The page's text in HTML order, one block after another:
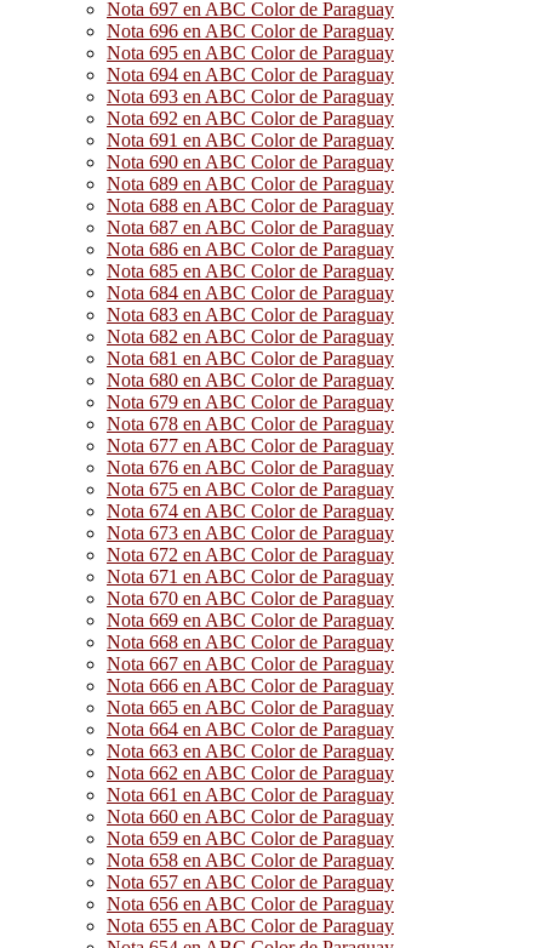
Nota 697 en ABC Color de Paraguay
Nota 696 en ABC Color de Paraguay
Nota 695 en ABC Color de Paraguay
Nota 694 en ABC Color de Paraguay
Nota 693 en ABC Color de Paraguay
Nota 692 en ABC Color de Paraguay
Nota 691 en ABC Color de Paraguay
Nota 690 en ABC Color de Paraguay
Nota 689 en ABC Color de Paraguay
Nota 688 en ABC Color de Paraguay
Nota 687 en ABC Color de Paraguay
Nota 686 en ABC Color de Paraguay
Nota 685 en ABC Color de Paraguay
Nota 684 en ABC Color de Paraguay
Nota 683 en ABC Color de Paraguay
Nota 682 en ABC Color de Paraguay
Nota 681 en ABC Color de Paraguay
Nota 680 en ABC Color de Paraguay
Nota 679 en ABC Color de Paraguay
Nota 678 en ABC Color de Paraguay
Nota 677 en ABC Color de Paraguay
Nota 676 en ABC Color de Paraguay
Nota 675 en ABC Color de Paraguay
Nota 674 en ABC Color de Paraguay
Nota 673 en ABC Color de Paraguay
Nota 672 en ABC Color de Paraguay
Nota 671 en ABC Color de Paraguay
Nota 670 en ABC Color de Paraguay
Nota 669 en ABC Color de Paraguay
Nota 668 en ABC Color de Paraguay
Nota 667 en ABC Color de Paraguay
Nota 666 en ABC Color de Paraguay
Nota 665 en ABC Color de Paraguay
Nota 664 en ABC Color de Paraguay
Nota 663 en ABC Color de Paraguay
Nota 662 en ABC Color de Paraguay
Nota 661 en ABC Color de Paraguay
Nota 660 en ABC Color de Paraguay
Nota 659 en ABC Color de Paraguay
Nota 658 en ABC Color de Paraguay
Nota 657 en ABC Color de Paraguay
Nota 656 en ABC Color de Paraguay
Nota 655 en ABC Color de Paraguay